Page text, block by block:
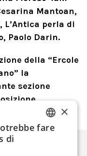
Mantoan,
L’Antica perla di
Paolo Darin.
della “Ercole
la
sezione
ITALIAN
×
fare
di